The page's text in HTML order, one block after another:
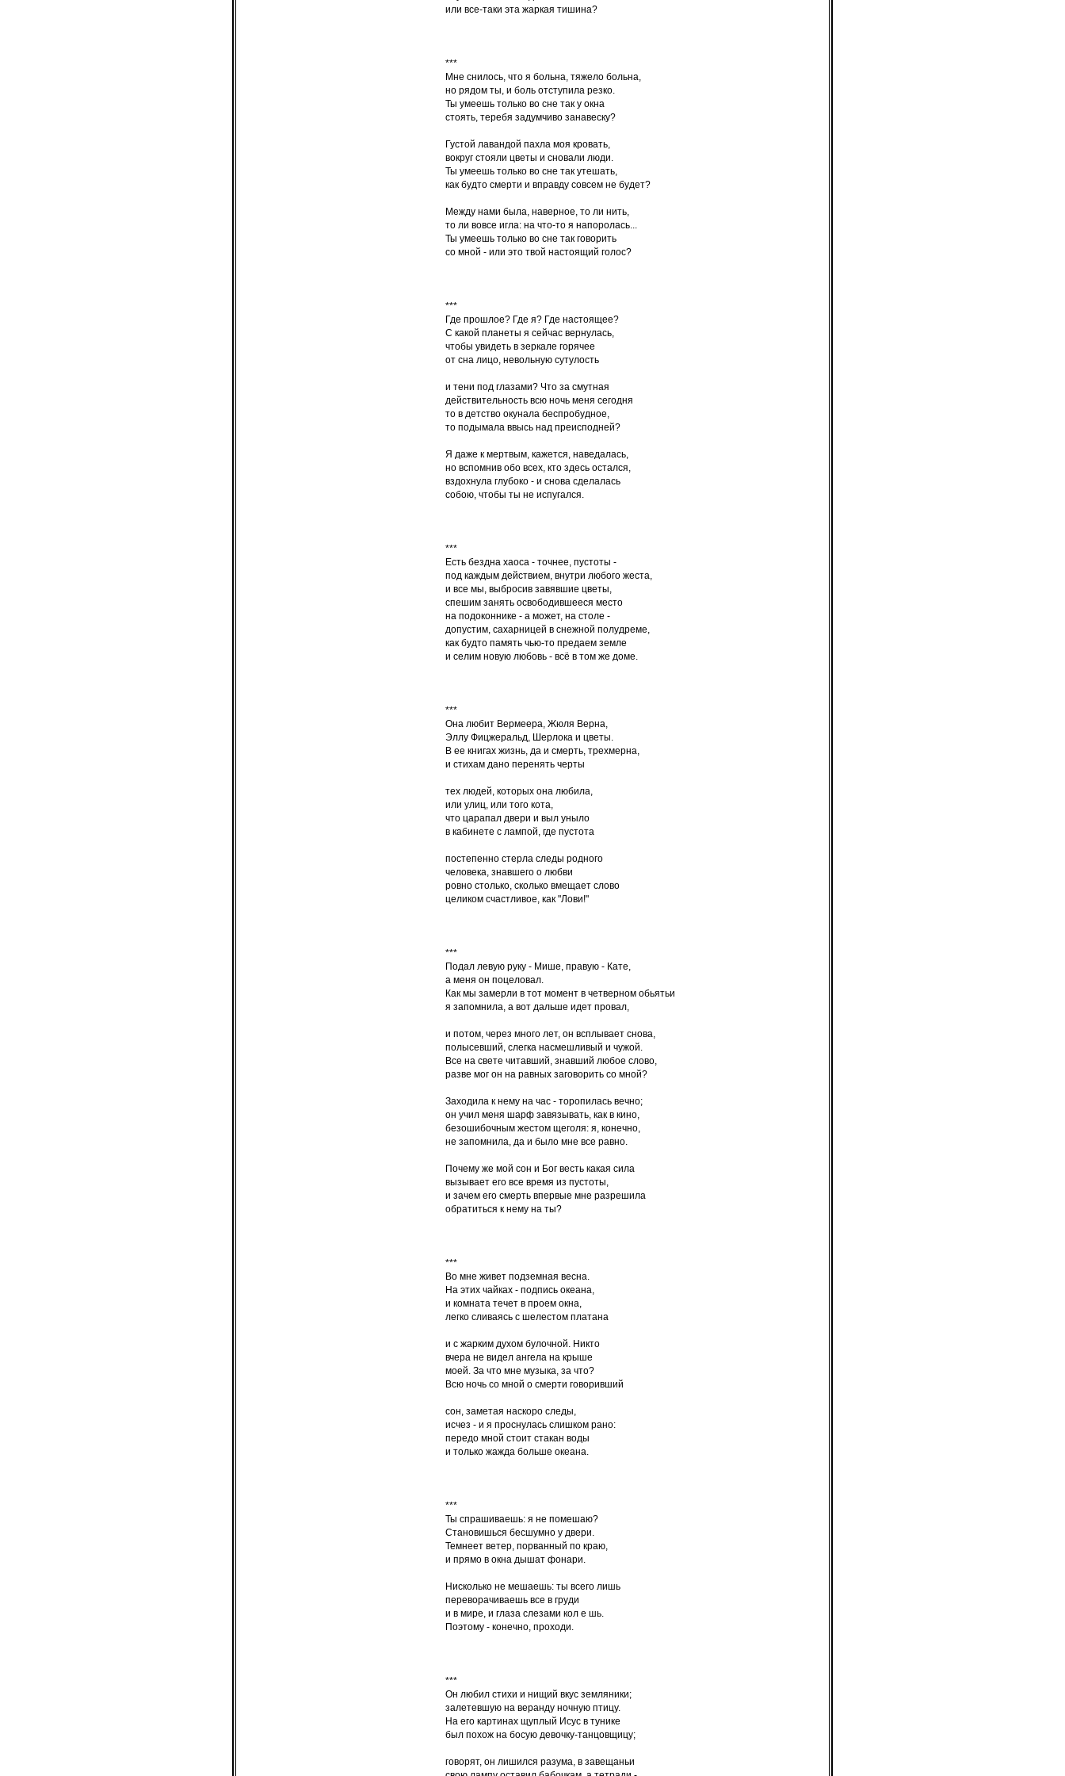
или все-таки эта жаркая тишина?
***
Мне снилось, что я больна, тяжело больна,
но рядом ты, и боль отступила резко.
Ты умеешь только во сне так у окна
стоять, теребя задумчиво занавеску?
Густой лавандой пахла моя кровать,
вокруг стояли цветы и сновали люди.
Ты умеешь только во сне так утешать,
как будто смерти и вправду совсем не будет?
Между нами была, наверное, то ли нить,
то ли вовсе игла: на что-то я напоролась...
Ты умеешь только во сне так говорить
со мной - или это твой настоящий голос?
***
Где прошлое? Где я? Где настоящее?
С какой планеты я сейчас вернулась,
чтобы увидеть в зеркале горячее
от сна лицо, невольную сутулость
и тени под глазами? Что за смутная
действительность всю ночь меня сегодня
то в детство окунала беспробудное,
то подымала ввысь над преисподней?
Я даже к мертвым, кажется, наведалась,
но вспомнив обо всех, кто здесь остался,
вздохнула глубоко - и снова сделалась
собою, чтобы ты не испугался.
***
Есть бездна хаоса - точнее, пустоты -
под каждым действием, внутри любого жеста,
и все мы, выбросив завявшие цветы,
спешим занять освободившееся место
на подоконнике - а может, на столе -
допустим, сахарницей в снежной полудреме,
как будто память чью-то предаем земле
и селим новую любовь - всё в том же доме.
***
Она любит Вермеера, Жюля Верна,
Эллу Фицжеральд, Шерлока и цветы.
В ее книгах жизнь, да и смерть, трехмерна,
и стихам дано перенять черты
тех людей, которых она любила,
или улиц, или того кота,
что царапал двери и выл уныло
в кабинете с лампой, где пустота
постепенно стерла следы родного
человека, знавшего о любви
ровно столько, сколько вмещает слово
целиком счастливое, как "Лови!"
***
Подал левую руку - Мише, правую - Кате,
а меня он поцеловал.
Как мы замерли в тот момент в четверном обьятьи
я запомнила, а вот дальше идет провал,
и потом, через много лет, он всплывает снова,
полысевший, слегка насмешливый и чужой.
Все на свете читавший, знавший любое слово,
разве мог он на равных заговорить со мной?
Заходила к нему на час - торопилась вечно;
он учил меня шарф завязывать, как в кино,
безошибочным жестом щеголя: я, конечно,
не запомнила, да и было мне все равно.
Почему же мой сон и Бог весть какая сила
вызывает его все время из пустоты,
и зачем его смерть впервые мне разрешила
обратиться к нему на ты?
***
Во мне живет подземная весна.
На этих чайках - подпись океана,
и комната течет в проем окна,
легко сливаясь с шелестом платана
и с жарким духом булочной. Никто
вчера не видел ангела на крыше
моей. За что мне музыка, за что?
Всю ночь со мной о смерти говоривший
сон, заметая наскоро следы,
исчез - и я проснулась слишком рано:
передо мной стоит стакан воды
и только жажда больше океана.
***
Ты спрашиваешь: я не помешаю?
Становишься бесшумно у двери.
Темнеет ветер, порванный по краю,
и прямо в окна дышат фонари.
Нисколько не мешаешь: ты всего лишь
переворачиваешь все в груди
и в мире, и глаза слезами кол е шь.
Поэтому - конечно, проходи.
***
Он любил стихи и нищий вкус земляники;
залетевшую на веранду ночную птицу.
На его картинах щуплый Исус в тунике
был похож на босую девочку-танцовщицу;
говорят, он лишился разума, в завещаньи